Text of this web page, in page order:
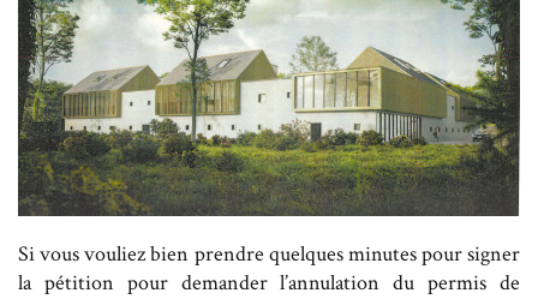
Si vous vouliez bien prendre quelques minutes pour signer
la pétition pour demander l’annulation du permis de